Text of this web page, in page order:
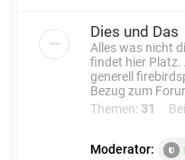
Dies und Das
Alles was nicht
findet hier Platz.
generell
Bezug zum
Themen: 31
Moderator: